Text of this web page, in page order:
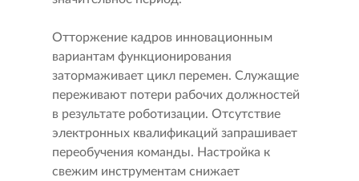
Отторжение кадров инновационным
вариантам функционирования
затормаживает цикл перемен. Служащие
переживают потери рабочих должностей
в результате роботизации. Отсутствие
электронных квалификаций запрашивает
переобучения команды. Настройка к
свежим инструментам снижает